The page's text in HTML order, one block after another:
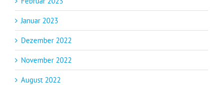
Januar 2023
Dezember 2022
November 2022
August 2022